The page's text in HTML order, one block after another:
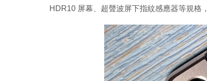
HDR10 屏幕、超聲波屏下指紋感應器等規格